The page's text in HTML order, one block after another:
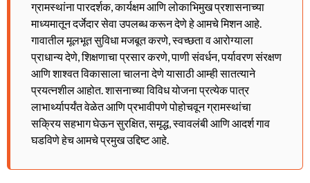
ग्रामस्थांना पारदर्शक, कार्यक्षम आणि लोकाभिमुख प्रशासनाच्या
माध्यमातून दर्जेदार सेवा उपलब्ध करून देणे हे आमचे मिशन आहे.
गावातील मूलभूत सुविधा मजबूत करणे, स्वच्छता व आरोग्याला
प्राधान्य देणे, शिक्षणाचा प्रसार करणे, पाणी संवर्धन, पर्यावरण संरक्षण
आणि शाश्वत विकासाला चालना देणे यासाठी आम्ही सातत्याने
प्रयत्नशील आहोत. शासनाच्या विविध योजना प्रत्येक पात्र
लाभार्थ्यापर्यंत वेळेत आणि प्रभावीपणे पोहोचवून ग्रामस्थांचा
सक्रिय सहभाग घेऊन सुरक्षित, समृद्ध, स्वावलंबी आणि आदर्श गाव
घडविणे हेच आमचे प्रमुख उद्दिष्ट आहे.